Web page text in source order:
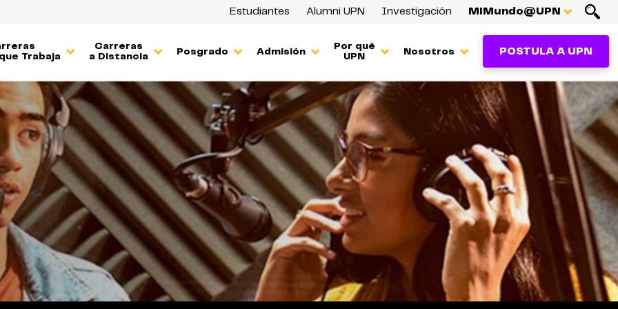
Estudiantes Alumni UPN Investigación MiMundo@UPN
Trabaja
Carreras
a Distancia
Posgrado Admisión
Por qué
UPN
Nosotros POSTULA A UPN